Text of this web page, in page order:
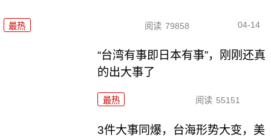
最热 阅读 79858 04-14
“台湾有事即日本有事”，刚刚还真
的出大事了
最热 阅读 55151
3件大事同爆，台海形势大变，美